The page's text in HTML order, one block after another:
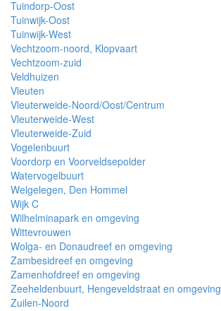
Tuindorp-Oost
Tuinwijk-Oost
Tuinwijk-West
Vechtzoom-noord, Klopvaart
Vechtzoom-zuid
Veldhuizen
Vleuten
Vleuterweide-Noord/Oost/Centrum
Vleuterweide-West
Vleuterweide-Zuid
Vogelenbuurt
Voordorp en Voorveldsepolder
Watervogelbuurt
Welgelegen, Den Hommel
Wijk C
Wilhelminapark en omgeving
Wittevrouwen
Wolga- en Donaudreef en omgeving
Zambesidreef en omgeving
Zamenhofdreef en omgeving
Zeeheldenbuurt, Hengeveldstraat en omgeving
Zuilen-Noord